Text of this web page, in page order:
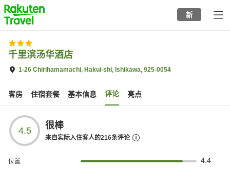
to
top
page
新
千里滨汤华酒店
1-26 Chirihamamachi, Hakui-shi, Ishikawa, 925-0054
客房 住宿套餐 基本信息 评论 亮点
4.5 很棒
来自实际入住客人的216条评论
位置 4.4